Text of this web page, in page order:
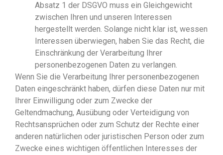
Absatz 1 der DSGVO muss ein Gleichgewicht
zwischen Ihren und unseren Interessen
hergestellt werden. Solange nicht klar ist, wessen
Interessen überwiegen, haben Sie das Recht, die
Einschränkung der Verarbeitung Ihrer
personenbezogenen Daten zu verlangen.
Wenn Sie die Verarbeitung Ihrer personenbezogenen
Daten eingeschränkt haben, dürfen diese Daten nur mit
Ihrer Einwilligung oder zum Zwecke der
Geltendmachung, Ausübung oder Verteidigung von
Rechtsansprüchen oder zum Schutz der Rechte einer
anderen natürlichen oder juristischen Person oder zum
Zwecke eines wichtigen öffentlichen Interesses der